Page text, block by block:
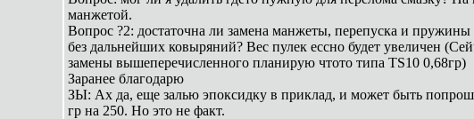
манжетой.
Вопрос ?2: достаточна ли замена манжеты, перепуска и
без дальнейших ковыряний? Вес пулек ессно будет увеличен
замены вышеперечисленного планирую чтото типа TS10 0,68гр)
Заранее благодарю
ЗЫ: Ах да, еще залью эпоксидку в приклад, и может быть
гр на 250. Но это не факт.